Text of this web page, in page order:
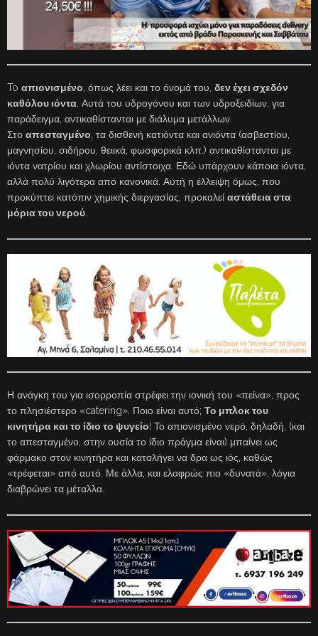
To απιονισμένο , όπως λέει και το όνομά του, δεν έχει σχεδόν
καθόλου ιόντα . Αυτά του υδρογόνου και των υδροξειδίων, για
παράδειγμα, αντικαθίστανται με διάλυμα μετάλλων.
Στο απεσταγμένο , τα δισθενή κατιόντα και ανιόντα (ασβεστίου,
μαγνησίου, σιδήρου, θειικά, φωσφορικά κλπ.) αντικαθίστανται με
ιόντα νατρίου και χλωρίου αντίστοιχα. Εδώ υπάρχουν κάποια ιόντα,
αλλά πολύ λιγότερα από κανονικά. Αυτή η έλλειψη όμως, που
προκύπτει κατόπιν χημικής διεργασίας, προκαλεί αστάθεια στα
μόρια του νερού
Η ανάγκη του για ισορροπία στρέφει την ιονική του «πείνα», προς
το πλησιέστερο «catering». Ποιο είναι αυτό; Το μπλοκ του
κινητήρα και το ίδιο το ψυγείο! Το απιονισμένο νερό, δηλαδή, (και
το απεσταγμένο, στην ουσία το ίδιο πράγμα είναι) μπαίνει ως
φάρμακο στον κινητήρα και καταλήγει να δρα ως ιός, καθώς
«τρέφεται» από αυτό. Με άλλα, και ελαφρώς πιο «δυνατά», λόγια
διαβρώνει τα μέταλλα.